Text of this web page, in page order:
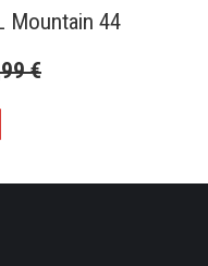
Mountain 44
€